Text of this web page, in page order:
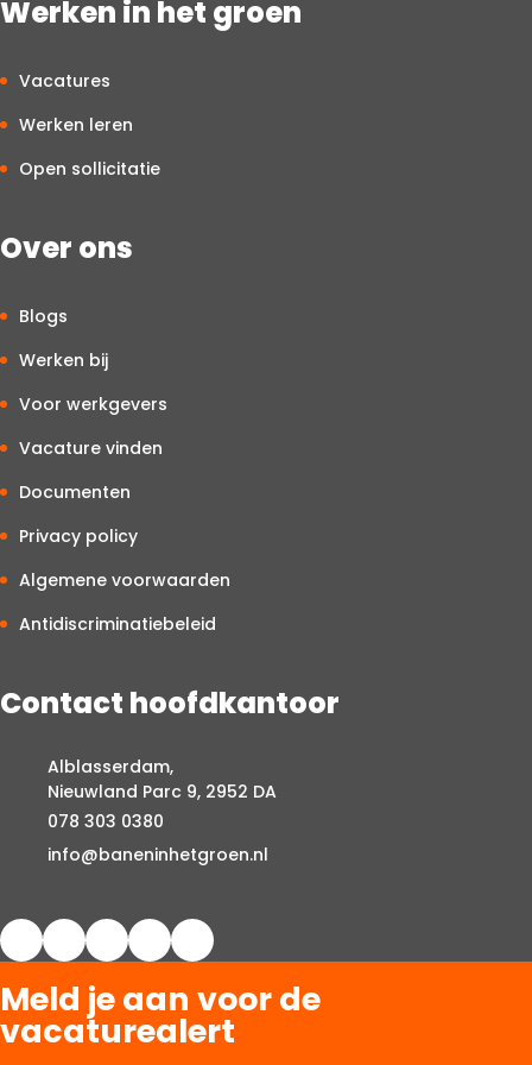
Werken in het groen
Vacatures
Werken leren
Open sollicitatie
Over ons
Blogs
Werken bij
Voor werkgevers
Vacature vinden
Documenten
Privacy policy
Algemene voorwaarden
Antidiscriminatiebeleid
Contact hoofdkantoor
Alblasserdam,
Nieuwland Parc 9, 2952 DA
078 303 0380
info@baneninhetgroen.nl
Meld je aan voor de
vacaturealert